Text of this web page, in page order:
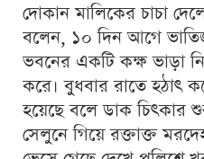
দোকান মালিকের চাচা
বলেন, ১০ দিন আগে
ভবনের একটি কক্ষ ভাড়া
করে। বুধবার রাতে হঠাৎ
হয়েছে বলে ডাক
সেলুনে গিয়ে রক্তাক্ত